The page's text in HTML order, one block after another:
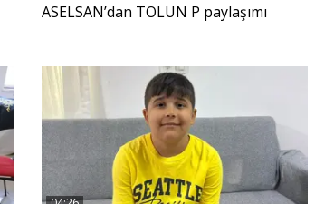
ASELSAN’dan TOLUN P paylaşımı